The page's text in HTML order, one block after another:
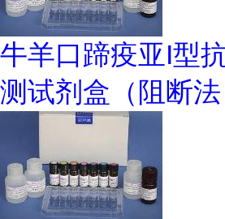
牛羊口蹄疫亚I型
测试剂盒（阻断法